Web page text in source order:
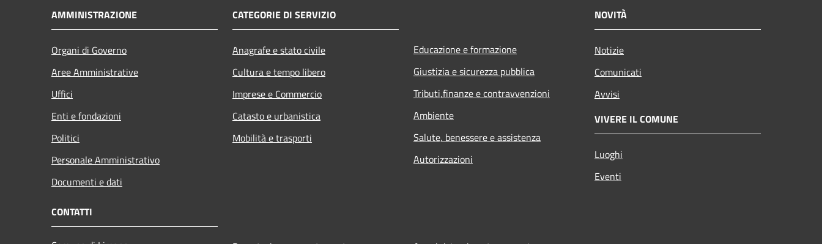
AMMINISTRAZIONE
Organi di Governo
Aree Amministrative
Uffici
Enti e fondazioni
Politici
Personale Amministrativo
Documenti e dati
CATEGORIE DI SERVIZIO
Anagrafe e stato civile
Cultura e tempo libero
Imprese e Commercio
Catasto e urbanistica
Mobilità e trasporti
Educazione e formazione
Giustizia e sicurezza pubblica
Tributi,finanze e contravvenzioni
Ambiente
Salute, benessere e assistenza
Autorizzazioni
NOVITÀ
Notizie
Comunicati
Avvisi
VIVERE IL COMUNE
Luoghi
Eventi
CONTATTI